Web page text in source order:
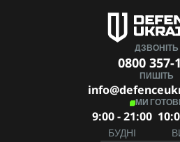
ДЗВОНІТЬ
0800 357-
ПИШІТЬ
МИ
9:00 - 21:00
БУДНІ